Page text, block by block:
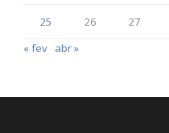
25 26 27
« fev abr »